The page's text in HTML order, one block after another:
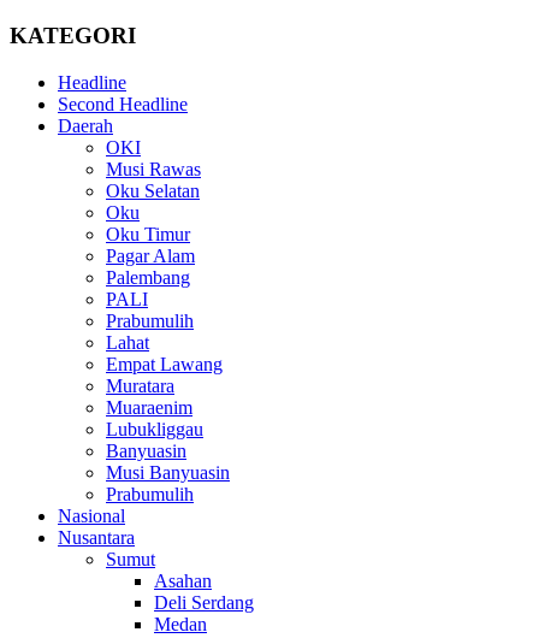
KATEGORI
Headline
Second Headline
Daerah
OKI
Musi Rawas
Oku Selatan
Oku
Oku Timur
Pagar Alam
Palembang
PALI
Prabumulih
Lahat
Empat Lawang
Muratara
Muaraenim
Lubukliggau
Banyuasin
Musi Banyuasin
Prabumulih
Nasional
Nusantara
Sumut
Asahan
Deli Serdang
Medan